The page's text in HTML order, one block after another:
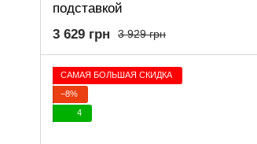
подставкой
3 929 грн
3 629 грн
САМАЯ БОЛЬШАЯ СКИДКА
−8%
4